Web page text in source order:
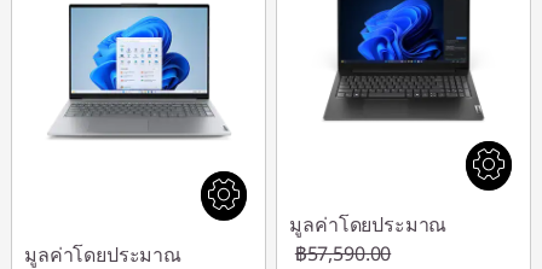
มูลค่าโดยประมาณ
มูลค่าโดยประมาณ
฿57,590.00